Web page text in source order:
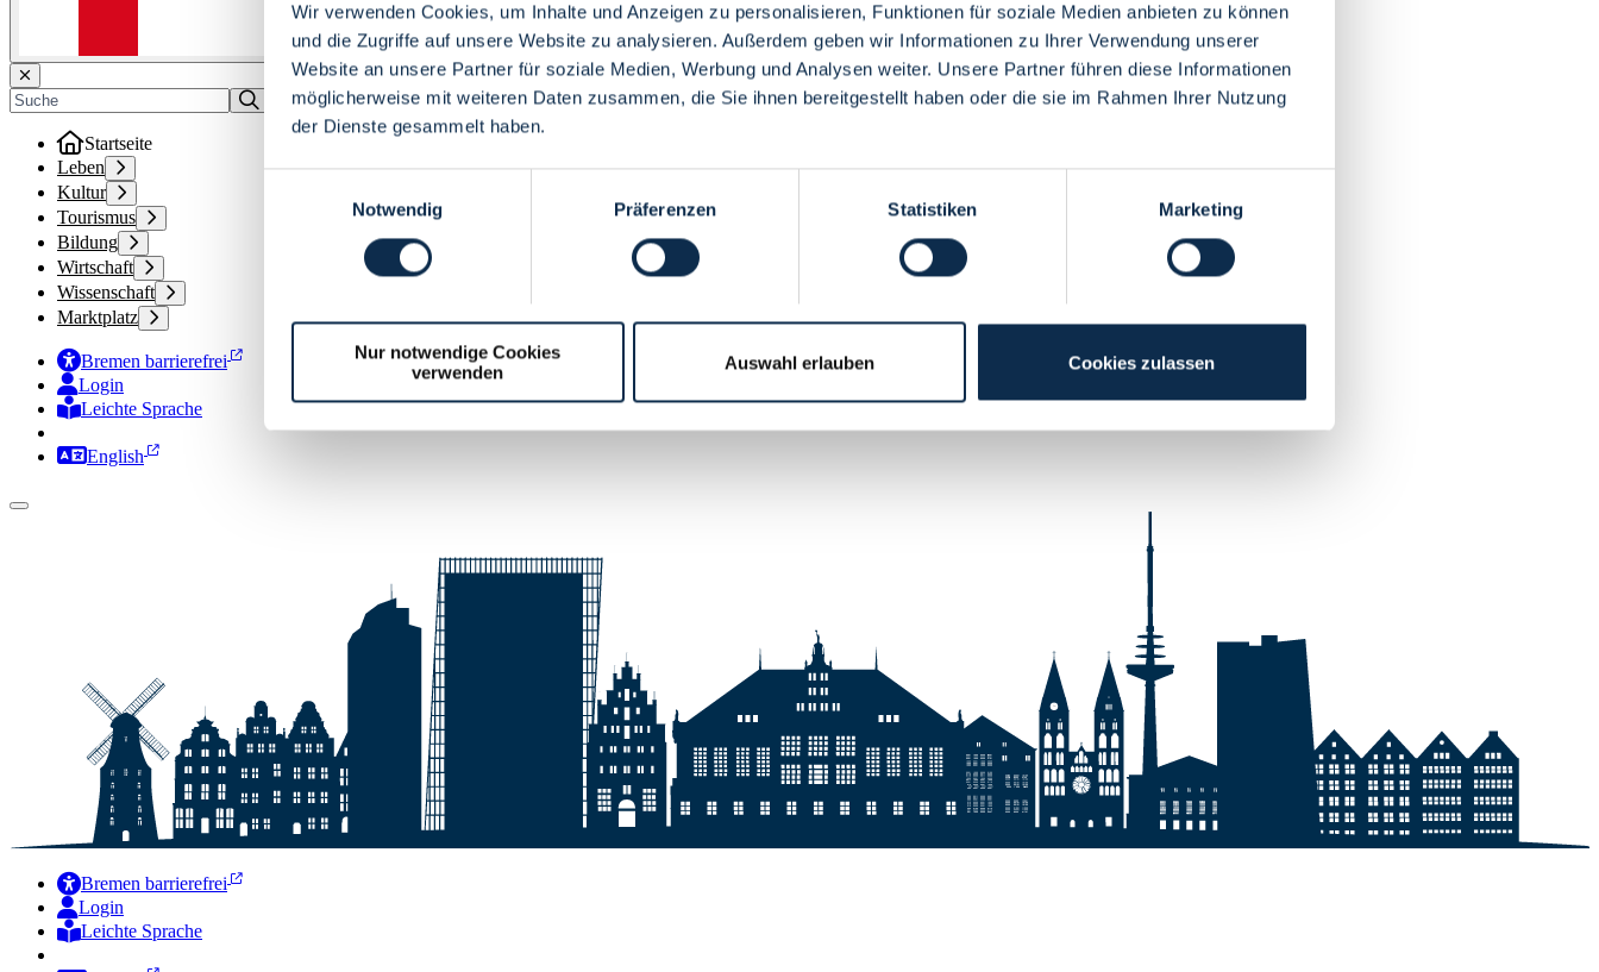
Wir verwenden Cookies, um Inhalte und Anzeigen zu personalisieren, Funktionen für soziale Medien anbieten zu können
und die Zugriffe auf unsere Website zu analysieren. Außerdem geben wir Informationen zu Ihrer Verwendung unserer
Website an unsere Partner für soziale Medien, Werbung und Analysen weiter. Unsere Partner führen diese Informationen
möglicherweise mit weiteren Daten zusammen, die Sie ihnen bereitgestellt haben oder die sie im Rahmen Ihrer Nutzung
der Dienste gesammelt haben.
Notwendig
Präferenzen Statistiken Marketing
Nur notwendige Cookies
verwenden
Auswahl erlauben Cookies zulassen
Menü
Startseite
Leben
Kultur
Tourismus
Bildung
Wirtschaft
Wissenschaft
Marktplatz
Bremen barrierefrei
Login
Leichte Sprache
Zur Deutschen Gebärdensprache
English
Bremen barrierefrei
Login
Leichte Sprache